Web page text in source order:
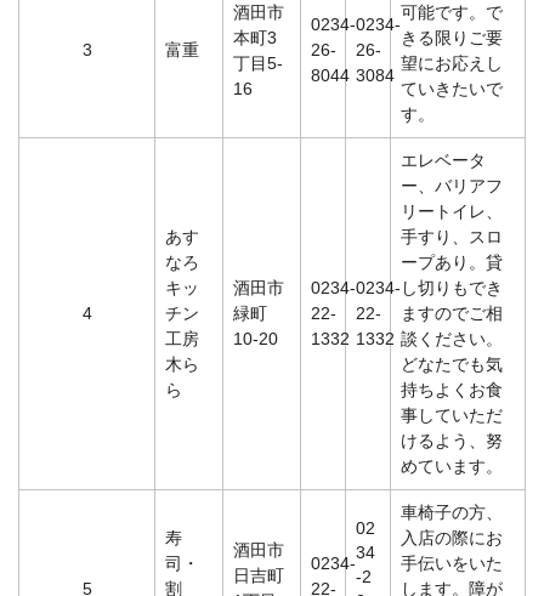
3 富重
酒田市
本町3
丁目5-
16
0234-
26-
8044
0234-
26-
3084
可能です。で
きる限りご要
望にお応えし
ていきたいで
す。
4
あす
なろ
キッ
チン
工房
木ら
ら
酒田市
緑町
10-20
0234-
22-
1332
0234-
22-
1332
エレベータ
ー、バリアフ
リートイレ、
手すり、スロ
ープあり。貸
し切りもでき
ますのでご相
談ください。
どなたでも気
持ちよくお食
事していただ
けるよう、努
めています。
5
寿
司・
割
酒田市
日吉町
0234-
22-
02
34
-2
車椅子の方、
入店の際にお
手伝いをいた
します。障が